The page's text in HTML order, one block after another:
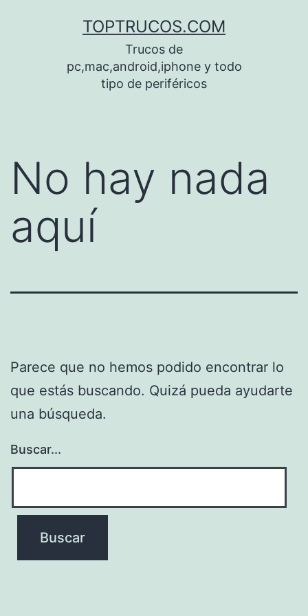
TOPTRUCOS.COM
Trucos de
pc,mac,android,iphone y todo
tipo de periféricos
No hay nada
aquí
Parece que no hemos podido encontrar lo
que estás buscando. Quizá pueda ayudarte
una búsqueda.
Buscar...